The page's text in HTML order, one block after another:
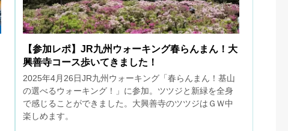
【参加レポ】JR九州ウォーキング春らんまん！大
興善寺コース歩いてきました！
2025年4月26日JR九州ウォーキング「春らんまん！基山
の選べるウォーキング！」に参加。ツツジと新緑を全身
で感じることができました。大興善寺のツツジはＧＷ中
楽しめます。